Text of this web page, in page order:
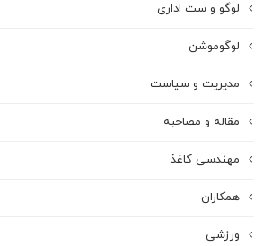
لوگو و ست اداری
لوگوموشن
مدیریت و سیاست
مقاله و مصاحبه
مهندسی کاغذ
همکاران
ورزشی